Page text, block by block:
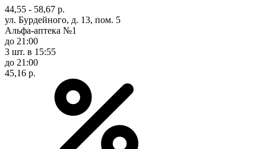
44,55 - 58,67 р.
ул. Бурдейного, д. 13, пом. 5
Альфа-аптека №1
до 21:00
3 шт. в 15:55
до 21:00
45,16 р.